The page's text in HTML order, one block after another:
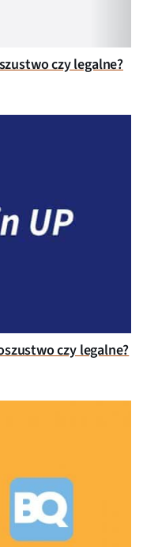
czy legalne?
czy legalne?